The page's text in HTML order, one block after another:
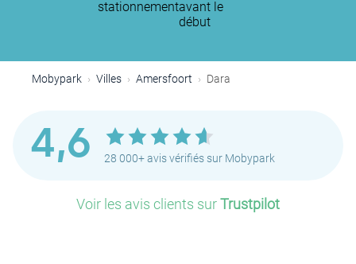
stationnementavant le
début
Mobypark Villes Amersfoort Dara
4,6 28 000+ avis vérifiés sur Mobypark
Voir les avis clients surTrustpilot